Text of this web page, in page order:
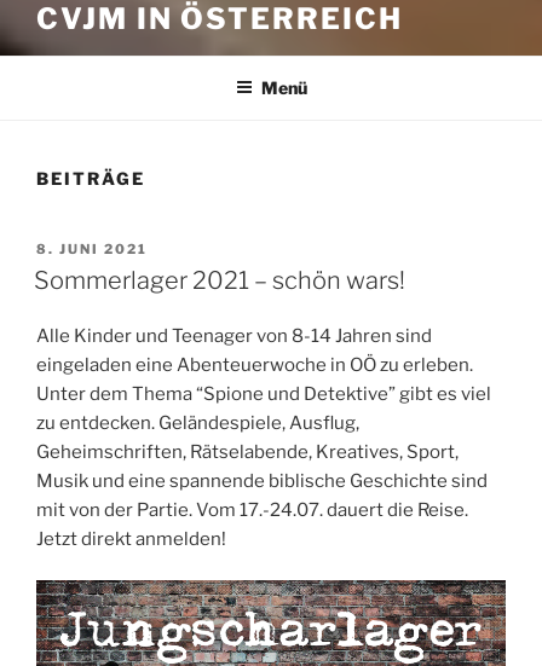
CVJM IN ÖSTERREICH
Menü
BEITRÄGE
VERÖFFENTLICHT
AM
8. JUNI 2021
Sommerlager 2021 – schön wars!
Alle Kinder und Teenager von 8-14 Jahren sind
eingeladen eine Abenteuerwoche in OÖ zu erleben.
Unter dem Thema “Spione und Detektive” gibt es viel
zu entdecken. Geländespiele, Ausflug,
Geheimschriften, Rätselabende, Kreatives, Sport,
Musik und eine spannende biblische Geschichte sind
mit von der Partie. Vom 17.-24.07. dauert die Reise.
Jetzt direkt anmelden!